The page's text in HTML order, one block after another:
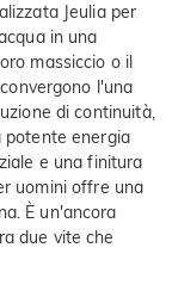
Jeulia per
in una
massiccio o il
l'una
di continuità,
potente energia
e una finitura
uomini offre una
È un'ancora
due vite che